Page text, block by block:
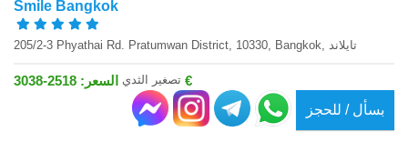
Smile Bangkok
205/2-3 Phyathai Rd. Pratumwan District, 10330, Bangkok, تايلاند
تصغير الثدي السعر: 2518-3038 €
بسأل / للحجز